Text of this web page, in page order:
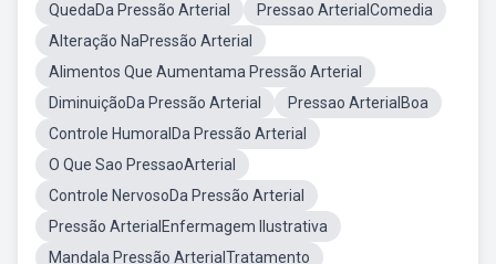
QuedaDa Pressão Arterial
Pressao ArterialComedia
Alteração NaPressão Arterial
Alimentos Que Aumentama Pressão Arterial
DiminuiçãoDa Pressão Arterial
Pressao ArterialBoa
Controle HumoralDa Pressão Arterial
O Que Sao PressaoArterial
Controle NervosoDa Pressão Arterial
Pressão ArterialEnfermagem Ilustrativa
Mandala Pressão ArterialTratamento